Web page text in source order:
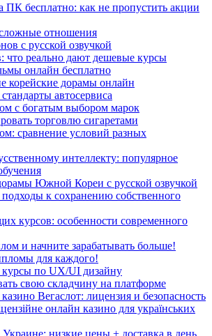
ПК бесплатно: как не пропустить акции
отношения
с русской озвучкой
что реально дают дешевые курсы
онлайн бесплатно
корейские дорамы онлайн
автосервиса
с богатым выбором марок
торговлю сигаретами
сравнение условий разных
интеллекту: популярное
Южной Кореи с русской озвучкой
к сохранению собственного
курсов: особенности современного
и начните зарабатывать больше!
для каждого!
по UX/UI дизайну
свою складчину на платформе
Вегаслот: лицензия и безопасность
онлайн казино для українських
низкие цены + доставка в день